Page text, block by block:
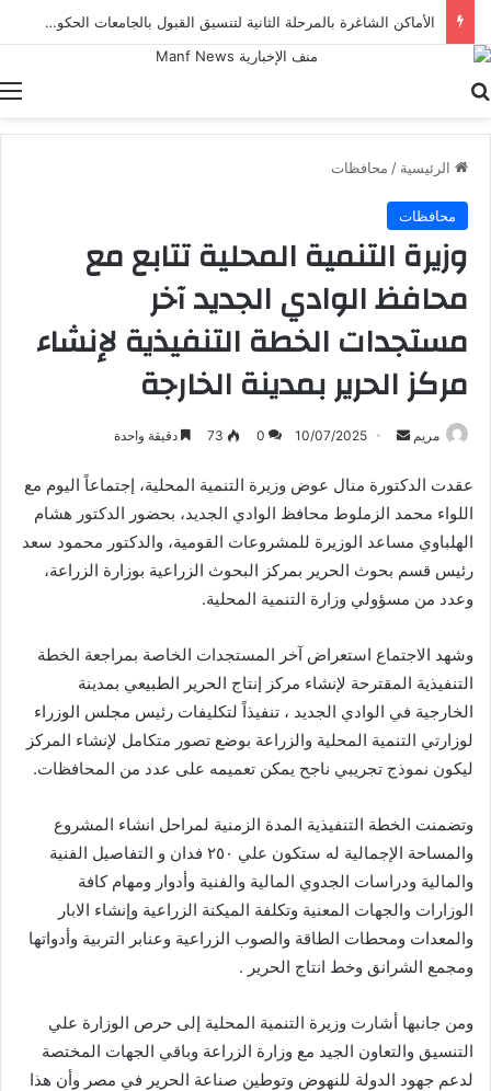
الأماكن الشاغرة بالمرحلة الثانية لتنسيق القبول بالجامعات الحكومية والمعاهد لطلاب الثانوية العامة
الرئيسية / محافظات
محافظات
وزيرة التنمية المحلية تتابع مع
محافظ الوادي الجديد آخر
مستجدات الخطة التنفيذية لإنشاء
مركز الحرير بمدينة الخارجة
مريم
أرسل
إلكترونيا
10/07/2025
0
73 دقيقة واحدة
عقدت الدكتورة منال عوض وزيرة التنمية المحلية، إجتماعاً اليوم مع
اللواء محمد الزملوط محافظ الوادي الجديد، بحضور الدكتور هشام
الهلباوي مساعد الوزيرة للمشروعات القومية، والدكتور محمود سعد
رئيس قسم بحوث الحرير بمركز البحوث الزراعية بوزارة الزراعة،
وعدد من مسؤولي وزارة التنمية المحلية.
وشهد الاجتماع استعراض آخر المستجدات الخاصة بمراجعة الخطة
التنفيذية المقترحة لإنشاء مركز إنتاج الحرير الطبيعي بمدينة
الخارجية في الوادي الجديد ، تنفيذاً لتكليفات رئيس مجلس الوزراء
لوزارتي التنمية المحلية والزراعة بوضع تصور متكامل لإنشاء المركز
ليكون نموذج تجريبي ناجح يمكن تعميمه على عدد من المحافظات.
وتضمنت الخطة التنفيذية المدة الزمنية لمراحل انشاء المشروع
والمساحة الإجمالية له ستكون علي ٢٥٠ فدان و التفاصيل الفنية
والمالية ودراسات الجدوي المالية والفنية وأدوار ومهام كافة
الوزارات والجهات المعنية وتكلفة الميكنة الزراعية وإنشاء الابار
والمعدات ومحطات الطاقة والصوب الزراعية وعنابر التربية وأدواتها
ومجمع الشرانق وخط انتاج الحرير .
ومن جانبها أشارت وزيرة التنمية المحلية إلى حرص الوزارة علي
التنسيق والتعاون الجيد مع وزارة الزراعة وباقي الجهات المختصة
لدعم جهود الدولة للنهوض وتوطين صناعة الحرير في مصر وأن هذا